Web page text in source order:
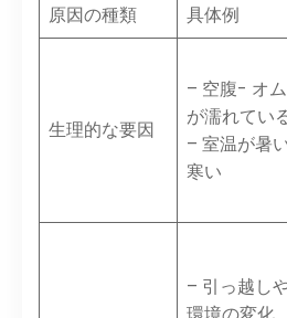
原因の種類 具体例
生理的な要因
– 空腹- オ
が濡れてい
– 室温が暑
寒い
– 引っ越し